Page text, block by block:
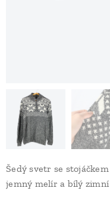
Šedý svetr se
jemný melír a bílý zimní